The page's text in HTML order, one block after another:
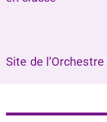
Site de